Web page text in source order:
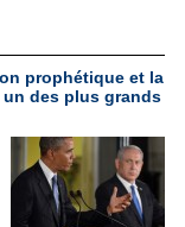
prophétique et la
un des plus grands